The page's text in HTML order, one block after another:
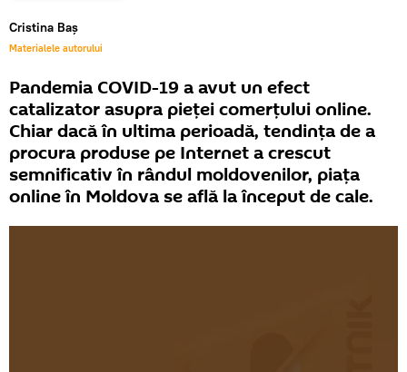
Cristina Baș
Materialele autorului
Pandemia COVID-19 a avut un efect
catalizator asupra pieței comerțului online.
Chiar dacă în ultima perioadă, tendința de a
procura produse pe Internet a crescut
semnificativ în rândul moldovenilor, piața
online în Moldova se află la început de cale.